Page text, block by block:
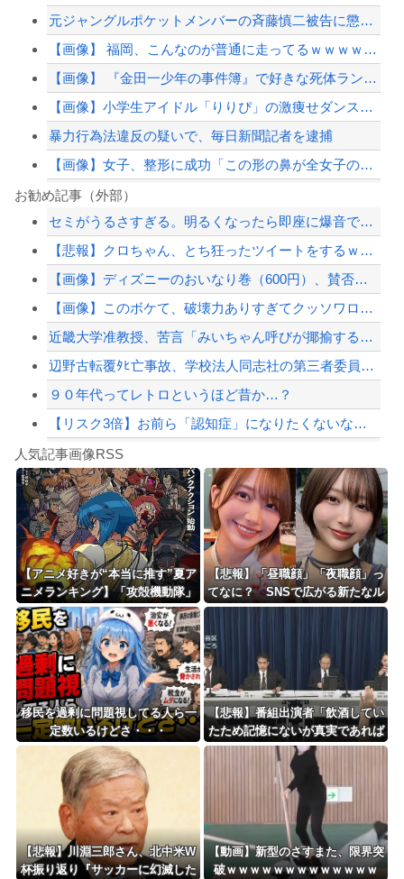
元ジャングルポケットメンバーの斉藤慎二被告に懲役7年求刑 ロケバスで女性に性的暴...
【画像】 福岡、こんなのが普通に走ってるｗｗｗｗｗｗｗｗｗｗｗｗｗｗｗｗｗｗｗｗ...
【画像】 『金田一少年の事件簿』で好きな死体ランキング１位がこちら！
【画像】小学生アイドル「りりぴ」の激痩せダンス動画にファンが『絶句』してしまう・...
暴力行為法違反の疑いで、毎日新聞記者を逮捕
【画像】女子、整形に成功「この形の鼻が全女子の理想だと思う」⇒
暴力行為法違反の疑いで、毎日新聞記者を逮捕
【衝撃】中国製ルーター20機種にバックドア発見！ ネットに繋ぐだけで35秒ごとに...
セミがうるさすぎる。明るくなったら即座に爆音で鳴き出して毎日朝4時に叩き起こしに...
【悲報】嫁に15年間嘘つかれてて心が壊れてるから相手してくれ
【配信者】「金バエ」のSNS更新が1週間途絶え、様々な憶測が飛び交う。1週間ぶり...
【緊急速報】NYで警官が黒人男性の首を絞め、暴動第二波不可避へ
Powered by livedoor 相互RSS
お勧め記事（外部）
セミがうるさすぎる。明るくなったら即座に爆音で鳴き出して毎日朝4時に叩き起こしに...
【悲報】クロちゃん、とち狂ったツイートをするｗｗｗｗｗｗｗｗｗｗｗ
【画像】ディズニーのおいなり巻（600円）、賛否両論ｗｗｗｗｗｗｗｗｗ
【画像】このボケて、破壊力ありすぎてクッソワロタｗｗｗｗｗｗｗｗｗ
近畿大学准教授、苦言「みいちゃん呼びが揶揄する言葉として使われ、当事者から具体的...
辺野古転覆ﾀﾋ亡事故、学校法人同志社の第三者委員会が調査報告書を公表 … 安全配...
９０年代ってレトロというほど昔か…？
【リスク3倍】お前ら「認知症」になりたくないなら酒をやめろ
白石「あ、あきら様……？」あきら「……白石」
8/4のニュース
日本旅行キャンセルすべきか…1万年ぶり史上最大級の火山の兆し＝韓国の反応
更新中止のお知らせ
海外「おめでとうタキ！」リヴァプール南野がバースデーゴール！！
Powered by livedoor 相互RSS
人気記事画像RSS
【アニメ好きが“本当に推す”夏ア
ニメランキング】「攻殻機動隊」
「天幕のジャードゥーガル」「無
職転生」が上位争い
【悲報】「昼職顔」「夜職顔」っ
てなに？ SNSで広がる新たなル
ッキズム論争ｗｗｗｗｗｗｗ
移民を過剰に問題視してる人ら一
定数いるけどさ・・・
【悲報】番組出演者「飲酒してい
たため記憶にないが真実であれば
申し訳ない」 NHK職員が出演者
から性被害
【悲報】川淵三郎さん、北中米W
杯振り返り『サッカーに幻滅した
【動画】新型のさすまた、限界突
破ｗｗｗｗｗｗｗｗｗｗｗｗｗ